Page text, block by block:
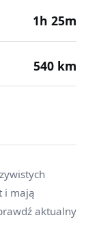
1h 25m
540 km
i mają
aktualny